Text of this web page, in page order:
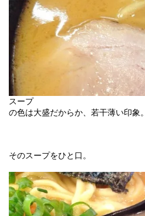
スープ
の色は大盛だからか、若干薄い印象。
そのスープをひと口。